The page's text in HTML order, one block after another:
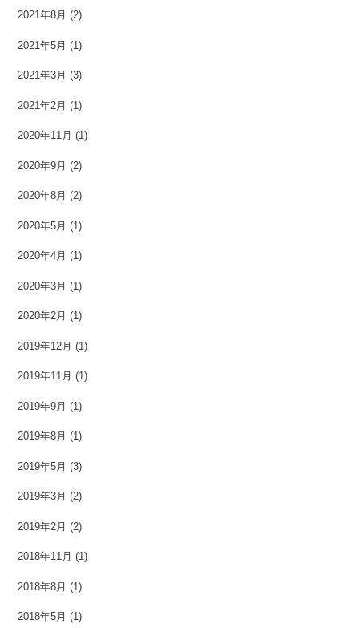
2021年8月 (2)
2021年5月 (1)
2021年3月 (3)
2021年2月 (1)
2020年11月 (1)
2020年9月 (2)
2020年8月 (2)
2020年5月 (1)
2020年4月 (1)
2020年3月 (1)
2020年2月 (1)
2019年12月 (1)
2019年11月 (1)
2019年9月 (1)
2019年8月 (1)
2019年5月 (3)
2019年3月 (2)
2019年2月 (2)
2018年11月 (1)
2018年8月 (1)
2018年5月 (1)